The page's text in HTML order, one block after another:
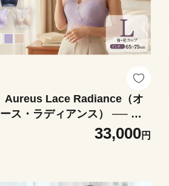
Lace Radiance（オ
ス・ラディアンス） ── 木
クの補正レースブラ ＜カラ
ダー＞ 【12203-0486-5】
33,000円